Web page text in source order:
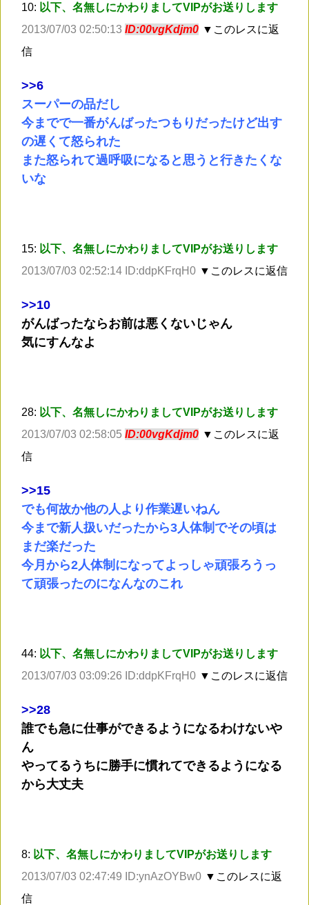
10: 以下、名無しにかわりましてVIPがお送りします
2013/07/03 02:50:13 ID:00vgKdjm0 ▼このレスに返
信
>>6
スーパーの品だし
今までで一番がんばったつもりだったけど出す
の遅くて怒られた
また怒られて過呼吸になると思うと行きたくな
いな
15: 以下、名無しにかわりましてVIPがお送りします
2013/07/03 02:52:14 ID:ddpKFrqH0 ▼このレスに返信
>>10
がんばったならお前は悪くないじゃん
気にすんなよ
28: 以下、名無しにかわりましてVIPがお送りします
2013/07/03 02:58:05 ID:00vgKdjm0 ▼このレスに返
信
>>15
でも何故か他の人より作業遅いねん
今まで新人扱いだったから3人体制でその頃は
まだ楽だった
今月から2人体制になってよっしゃ頑張ろうっ
て頑張ったのになんなのこれ
44: 以下、名無しにかわりましてVIPがお送りします
2013/07/03 03:09:26 ID:ddpKFrqH0 ▼このレスに返信
>>28
誰でも急に仕事ができるようになるわけないや
ん
やってるうちに勝手に慣れてできるようになる
から大丈夫
8: 以下、名無しにかわりましてVIPがお送りします
2013/07/03 02:47:49 ID:ynAzOYBw0 ▼このレスに返
信